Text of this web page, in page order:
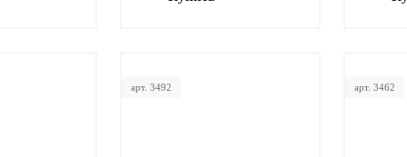
арт. 3492 арт. 3462